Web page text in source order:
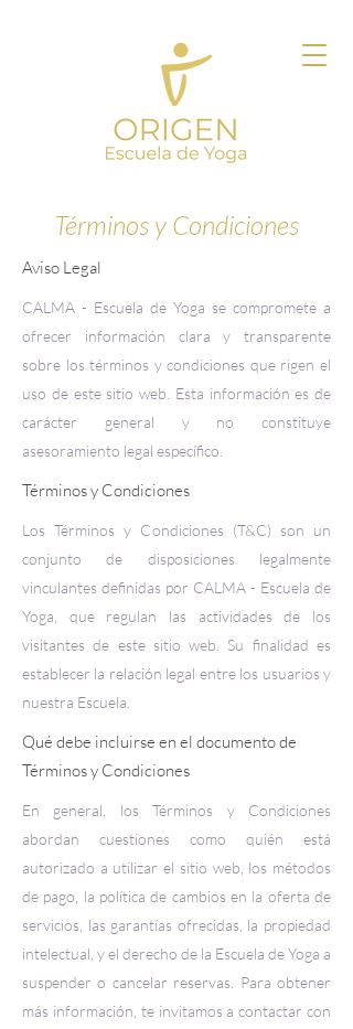
Términos y Condiciones
Aviso Legal
CALMA - Escuela de Yoga se compromete a
ofrecer información clara y transparente
sobre los términos y condiciones que rigen el
uso de este sitio web. Esta información es de
carácter general y no constituye
asesoramiento legal específico.
Términos y Condiciones
Los Términos y Condiciones (T&C) son un
conjunto de disposiciones legalmente
vinculantes definidas por CALMA - Escuela de
Yoga, que regulan las actividades de los
visitantes de este sitio web. Su finalidad es
establecer la relación legal entre los usuarios y
nuestra Escuela.
Qué debe incluirse en el documento de
Términos y Condiciones
En general, los Términos y Condiciones
abordan cuestiones como quién está
autorizado a utilizar el sitio web, los métodos
de pago, la política de cambios en la oferta de
servicios, las garantías ofrecidas, la propiedad
intelectual, y el derecho de la Escuela de Yoga a
suspender o cancelar reservas. Para obtener
más información, te invitamos a contactar con